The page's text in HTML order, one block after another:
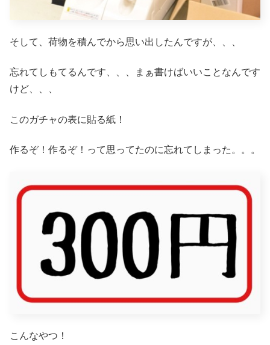
そして、荷物を積んでから思い出したんですが、、、
忘れてしもてるんです、、、まぁ書けばいいことなんです
けど、、、
このガチャの表に貼る紙！
作るぞ！作るぞ！って思ってたのに忘れてしまった。。。
こんなやつ！